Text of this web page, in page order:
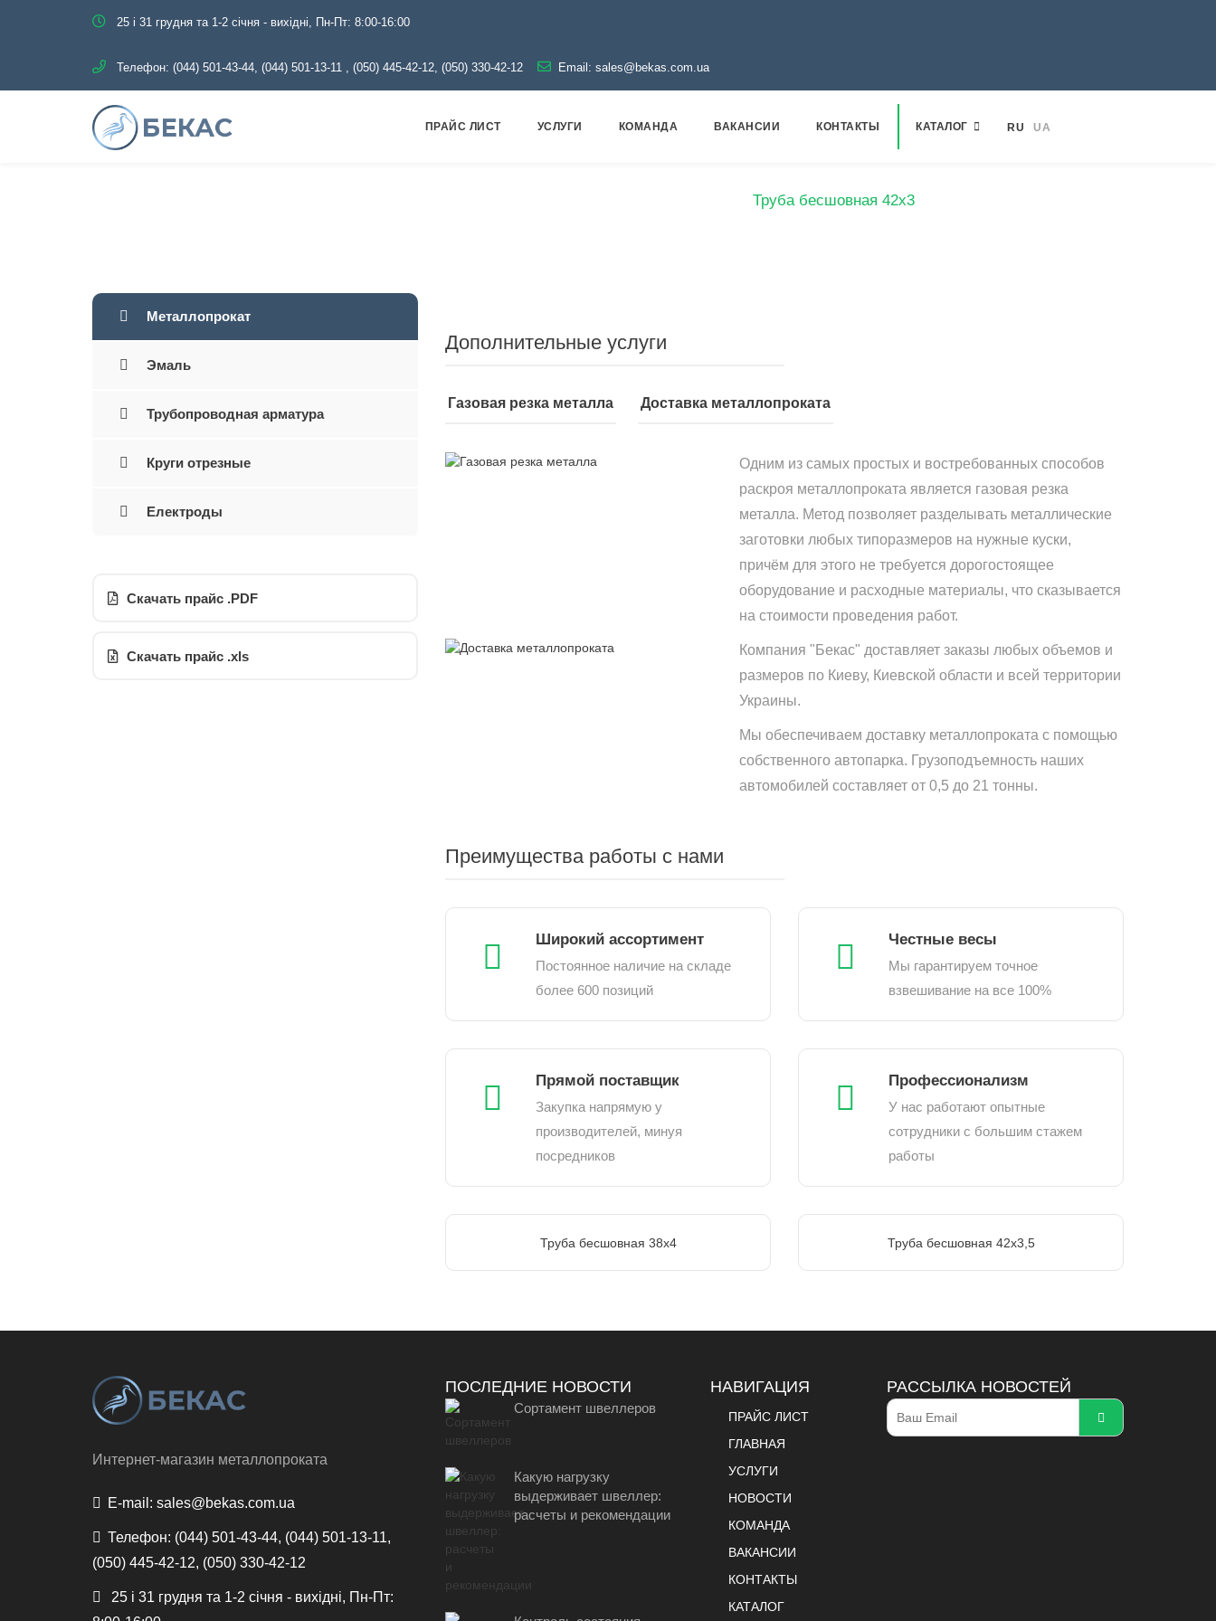
25 і 31 грудня та 1-2 січня - вихідні, Пн-Пт: 8:00-16:00
Телефон: (044) 501-43-44, (044) 501-13-11 , (050) 445-42-12, (050) 330-42-12 Email: sales@bekas.com.ua
ПРАЙС ЛИСТ УСЛУГИ КОМАНДА ВАКАНСИИ КОНТАКТЫ КАТАЛОГ RU UA
Труба бесшовная 42х3
Металлопрокат
Эмаль
Трубопроводная арматура
Круги отрезные
Електроды
Скачать прайс .PDF
Скачать прайс .xls
Дополнительные услуги
Газовая резка металла Доставка металлопроката
Одним из самых простых и востребованных способов
раскроя металлопроката является газовая резка
металла. Метод позволяет разделывать металлические
заготовки любых типоразмеров на нужные куски,
причём для этого не требуется дорогостоящее
оборудование и расходные материалы, что сказывается
на стоимости проведения работ.
Компания "Бекас" доставляет заказы любых объемов и
размеров по Киеву, Киевской области и всей территории
Украины.
Мы обеспечиваем доставку металлопроката с помощью
собственного автопарка. Грузоподъемность наших
автомобилей составляет от 0,5 до 21 тонны.
Преимущества работы с нами
Широкий ассортимент
Постоянное наличие на складе
более 600 позиций
Честные весы
Мы гарантируем точное
взвешивание на все 100%
Прямой поставщик
Закупка напрямую у
производителей, минуя
посредников
Профессионализм
У нас работают опытные
сотрудники с большим стажем
работы
Труба бесшовная 38х4 Труба бесшовная 42х3,5
Интернет-магазин металлопроката
E-mail: sales@bekas.com.ua
Телефон: (044) 501-43-44, (044) 501-13-11,
(050) 445-42-12, (050) 330-42-12
25 і 31 грудня та 1-2 січня - вихідні, Пн-Пт:
ПОСЛЕДНИЕ НОВОСТИ
Сортамент швеллеров
Какую нагрузку
выдерживает швеллер:
расчеты и рекомендации
НАВИГАЦИЯ
ПРАЙС ЛИСТ
ГЛАВНАЯ
УСЛУГИ
НОВОСТИ
КОМАНДА
ВАКАНСИИ
КОНТАКТЫ
КАТАЛОГ
РАССЫЛКА НОВОСТЕЙ